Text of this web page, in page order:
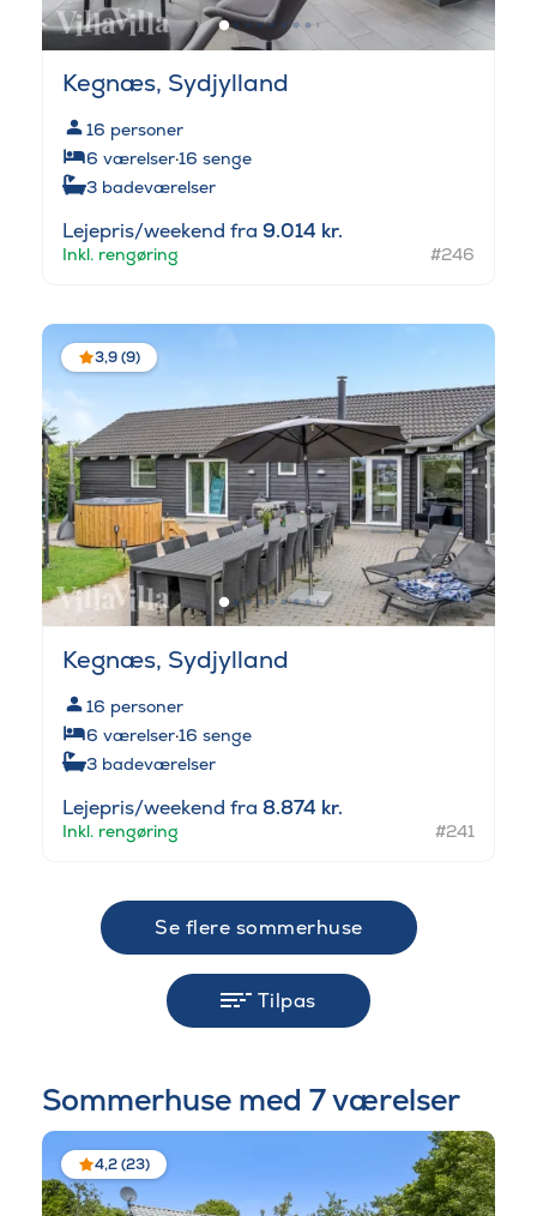
Kegnæs, Sydjylland
16 personer
6 værelser·16 senge
3 badeværelser
Lejepris/weekend fra 9.014 kr.
Inkl. rengøring #246
3,9 (9)
Kegnæs, Sydjylland
16 personer
6 værelser·16 senge
3 badeværelser
Lejepris/weekend fra 8.874 kr.
Inkl. rengøring #241
Se flere sommerhuse
Tilpas
Sommerhuse med 7 værelser
4,2 (23)